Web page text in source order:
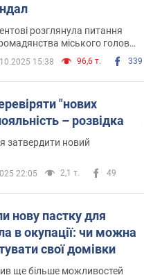
розглянула питання
міського голови
15:38 96,6 т. 339
"нових
– розвідка
затвердити новий
22:05 2,1 т. 49
нову пастку для
в окупації: чи можна
свої домівки
ще більше можливостей